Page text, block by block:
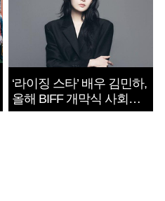
‘라이징 스타’ 배우 김민하,
올해 BIFF 개막식 사회자
확정